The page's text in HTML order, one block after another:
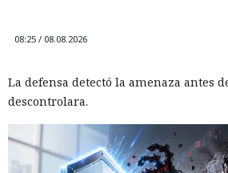
08:25 / 08.08.2026
La defensa detectó la amenaza antes
descontrolara.